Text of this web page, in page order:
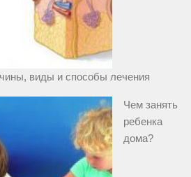
виды и способы лечения
Чем занять
ребенка
дома?